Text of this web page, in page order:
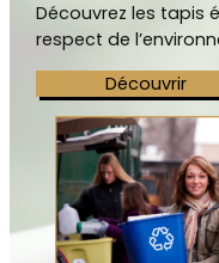
Découvrez les tapis
respect de
Découvrir